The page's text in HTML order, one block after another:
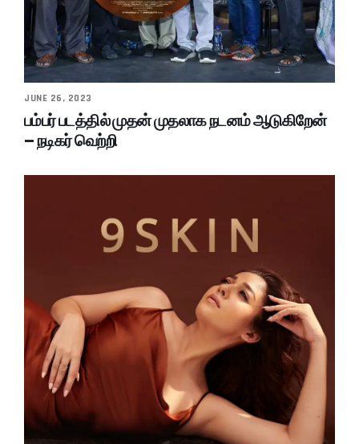
JUNE 26, 2023
பம்பர் படத்தில் முதன் முதலாக நடனம் ஆடுகிறேன்
– நடிகர் வெற்றி